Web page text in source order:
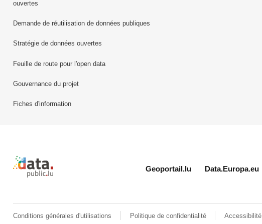
ouvertes
Demande de réutilisation de données publiques
Stratégie de données ouvertes
Feuille de route pour l'open data
Gouvernance du projet
Fiches d'information
Retour à l'accueil de data.public.lu
Geoportail.lu Data.Europa.eu
Conditions générales d'utilisations Politique de confidentialité Accessibilité